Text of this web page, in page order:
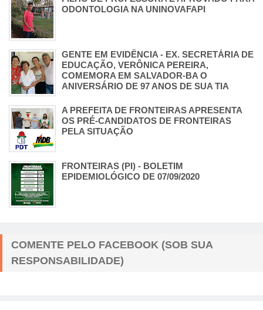
ODONTOLOGIA NA UNINOVAFAPI
GENTE EM EVIDÊNCIA - EX. SECRETÁRIA DE
EDUCAÇÃO, VERÔNICA PEREIRA,
COMEMORA EM SALVADOR-BA O
ANIVERSÁRIO DE 97 ANOS DE SUA TIA
A PREFEITA DE FRONTEIRAS APRESENTA
OS PRÉ-CANDIDATOS DE FRONTEIRAS
PELA SITUAÇÃO
FRONTEIRAS (PI) - BOLETIM
EPIDEMIOLÓGICO DE 07/09/2020
COMENTE PELO FACEBOOK (SOB SUA
RESPONSABILIDADE)